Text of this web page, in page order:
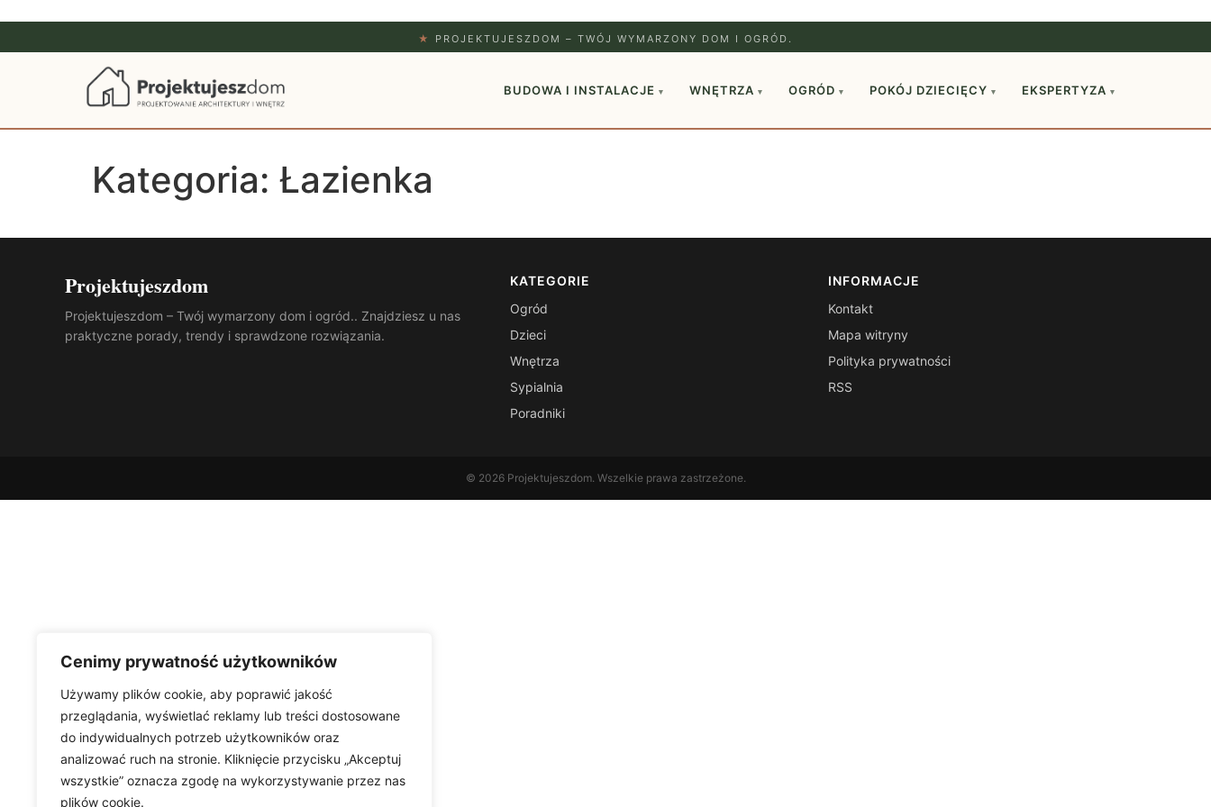
Cenimy prywatność użytkowników
Używamy plików cookie, aby poprawić jakość
przeglądania, wyświetlać reklamy lub treści dostosowane
do indywidualnych potrzeb użytkowników oraz
analizować ruch na stronie. Kliknięcie przycisku „Akceptuj
wszystkie” oznacza zgodę na wykorzystywanie przez nas
plików cookie.
★ PROJEKTUJESZDOM – TWÓJ WYMARZONY DOM I OGRÓD.
BUDOWA I INSTALACJE ▾ WNĘTRZA ▾ OGRÓD ▾ POKÓJ DZIECIĘCY ▾ EKSPERTYZA ▾
Kategoria: Łazienka
Projektujeszdom
Projektujeszdom – Twój wymarzony dom i ogród.. Znajdziesz u nas
praktyczne porady, trendy i sprawdzone rozwiązania.
KATEGORIE
Ogród
Dzieci
Wnętrza
Sypialnia
Poradniki
INFORMACJE
Kontakt
Mapa witryny
Polityka prywatności
RSS
© 2026 Projektujeszdom. Wszelkie prawa zastrzeżone.